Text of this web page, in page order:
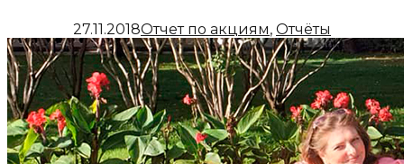
27.11.2018Отчет по акциям, Отчёты